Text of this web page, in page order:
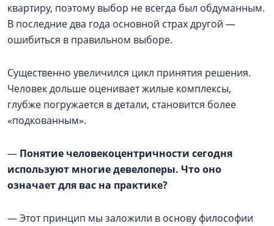
квартиру, поэтому выбор не всегда был обдуманным.
В последние два года основной страх другой —
ошибиться в правильном выборе.
Существенно увеличился цикл принятия решения.
Человек дольше оценивает жилые комплексы,
глубже погружается в детали, становится более
«подкованным».
— Понятие человекоцентричности сегодня
используют многие девелоперы. Что оно
означает для вас на практике?
— Этот принцип мы заложили в основу философии